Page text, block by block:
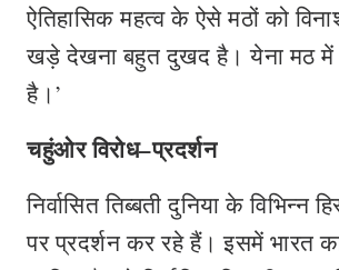
ऐतिहासिक महत्व के ऐसे मठों को
खड़े देखना बहुत दुखद है। येना मठ में
है।’
चहुंओर विरोध–प्रदर्शन
निर्वासित तिब्बती दुनिया के विभिन्न
पर प्रदर्शन कर रहे हैं। इसमें भारत का